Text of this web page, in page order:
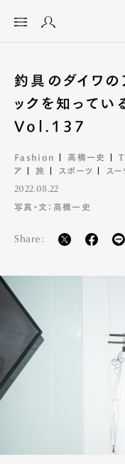
釣具のダイワの
ックを知ってい
Vol.137
Fashion 高橋一史 T
ア
旅 スポーツ スー
2022.08.22
写真・文：高橋一史
Share: